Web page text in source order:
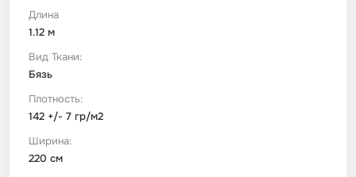
Длина
1.12 м
Вид Ткани:
Бязь
Плотность:
142 +/- 7 гр/м2
Ширина:
220 см